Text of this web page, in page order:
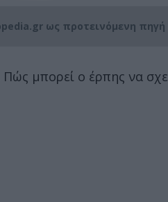
ως προτεινόμενη πηγή
μπορεί ο έρπης να